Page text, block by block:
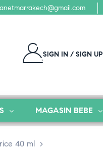
SIGN IN / SIGN UP
MAGASIN BEBE
40 ml >